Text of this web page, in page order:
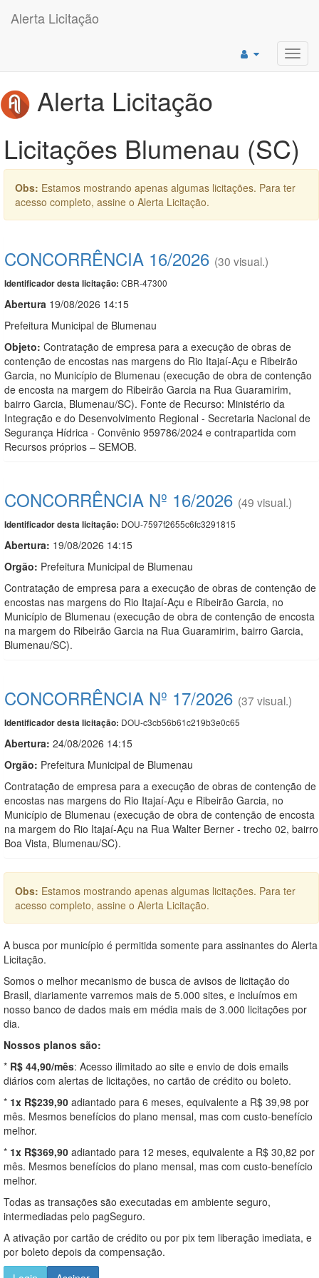
Alerta Licitação
Alerta Licitação
Licitações Blumenau (SC)
Obs: Estamos mostrando apenas algumas licitações. Para ter
acesso completo, assine o Alerta Licitação.
CONCORRÊNCIA 16/2026 (30 visual.)
Identificador desta licitação: CBR-47300
Abertura 19/08/2026 14:15
Prefeitura Municipal de Blumenau
Objeto: Contratação de empresa para a execução de obras de
contenção de encostas nas margens do Rio Itajaí-Açu e Ribeirão
Garcia, no Município de Blumenau (execução de obra de contenção
de encosta na margem do Ribeirão Garcia na Rua Guaramirim,
bairro Garcia, Blumenau/SC). Fonte de Recurso: Ministério da
Integração e do Desenvolvimento Regional - Secretaria Nacional de
Segurança Hídrica - Convênio 959786/2024 e contrapartida com
Recursos próprios – SEMOB.
CONCORRÊNCIA Nº 16/2026 (49 visual.)
Identificador desta licitação: DOU-7597f2655c6fc3291815
Abertura: 19/08/2026 14:15
Orgão: Prefeitura Municipal de Blumenau
Contratação de empresa para a execução de obras de contenção de
encostas nas margens do Rio Itajaí-Açu e Ribeirão Garcia, no
Município de Blumenau (execução de obra de contenção de encosta
na margem do Ribeirão Garcia na Rua Guaramirim, bairro Garcia,
Blumenau/SC).
CONCORRÊNCIA Nº 17/2026 (37 visual.)
Identificador desta licitação: DOU-c3cb56b61c219b3e0c65
Abertura: 24/08/2026 14:15
Orgão: Prefeitura Municipal de Blumenau
Contratação de empresa para a execução de obras de contenção de
encostas nas margens do Rio Itajaí-Açu e Ribeirão Garcia, no
Município de Blumenau (execução de obra de contenção de encosta
na margem do Rio Itajaí-Açu na Rua Walter Berner - trecho 02, bairro
Boa Vista, Blumenau/SC).
Obs: Estamos mostrando apenas algumas licitações. Para ter
acesso completo, assine o Alerta Licitação.
A busca por município é permitida somente para assinantes do Alerta
Licitação.
Somos o melhor mecanismo de busca de avisos de licitação do
Brasil, diariamente varremos mais de 5.000 sites, e incluímos em
nosso banco de dados mais em média mais de 3.000 licitações por
dia.
Nossos planos são:
* R$ 44,90/mês: Acesso ilimitado ao site e envio de dois emails
diários com alertas de licitações, no cartão de crédito ou boleto.
* 1x R$239,90 adiantado para 6 meses, equivalente a R$ 39,98 por
mês. Mesmos benefícios do plano mensal, mas com custo-benefício
melhor.
* 1x R$369,90 adiantado para 12 meses, equivalente a R$ 30,82 por
mês. Mesmos benefícios do plano mensal, mas com custo-benefício
melhor.
Todas as transações são executadas em ambiente seguro,
intermediadas pelo pagSeguro.
A ativação por cartão de crédito ou por pix tem liberação imediata, e
por boleto depois da compensação.